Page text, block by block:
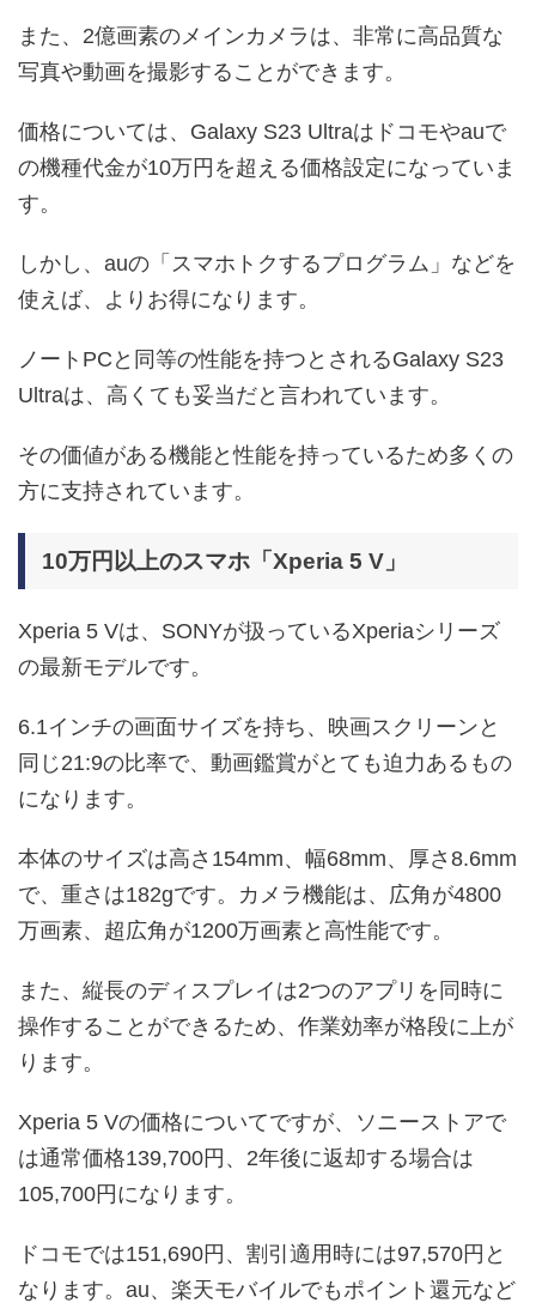
また、2億画素のメインカメラは、非常に高品質な
写真や動画を撮影することができます。
価格については、Galaxy S23 Ultraはドコモやauで
の機種代金が10万円を超える価格設定になっていま
す。
しかし、auの「スマホトクするプログラム」などを
使えば、よりお得になります。
ノートPCと同等の性能を持つとされるGalaxy S23
Ultraは、高くても妥当だと言われています。
その価値がある機能と性能を持っているため多くの
方に支持されています。
10万円以上のスマホ「Xperia 5 V」
Xperia 5 Vは、SONYが扱っているXperiaシリーズ
の最新モデルです。
6.1インチの画面サイズを持ち、映画スクリーンと
同じ21:9の比率で、動画鑑賞がとても迫力あるもの
になります。
本体のサイズは高さ154mm、幅68mm、厚さ8.6mm
で、重さは182gです。カメラ機能は、広角が4800
万画素、超広角が1200万画素と高性能です。
また、縦長のディスプレイは2つのアプリを同時に
操作することができるため、作業効率が格段に上が
ります。
Xperia 5 Vの価格についてですが、ソニーストアで
は通常価格139,700円、2年後に返却する場合は
105,700円になります。
ドコモでは151,690円、割引適用時には97,570円と
なります。au、楽天モバイルでもポイント還元など